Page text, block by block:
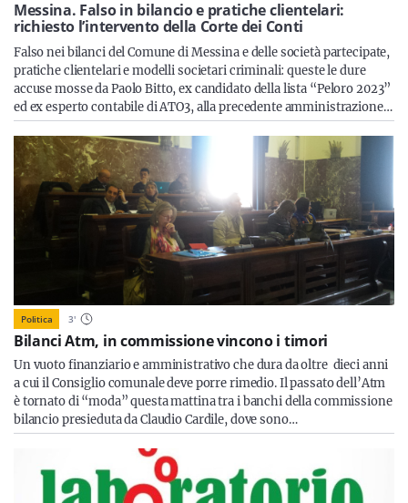
Servizi
Resta sempre aggiornato con le ultime news, iscriviti alla
nostra newsletter
Messina. Falso in bilancio e pratiche clientelari:
richiesto l’intervento della Corte dei Conti
Falso nei bilanci del Comune di Messina e delle società partecipate,
pratiche clientelari e modelli societari criminali: queste le dure
accuse mosse da Paolo Bitto, ex candidato della lista “Peloro 2023”
ed ex esperto contabile di ATO3, alla precedente amministrazione…
Politica 3'
Bilanci Atm, in commissione vincono i timori
Un vuoto finanziario e amministrativo che dura da oltre dieci anni
a cui il Consiglio comunale deve porre rimedio. Il passato dell’Atm
è tornato di “moda” questa mattina tra i banchi della commissione
bilancio presieduta da Claudio Cardile, dove sono…